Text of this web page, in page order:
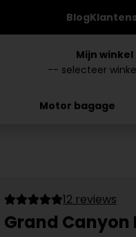
Blog
Mijn winkel
Motor bagage
12 reviews
Grand Canyon